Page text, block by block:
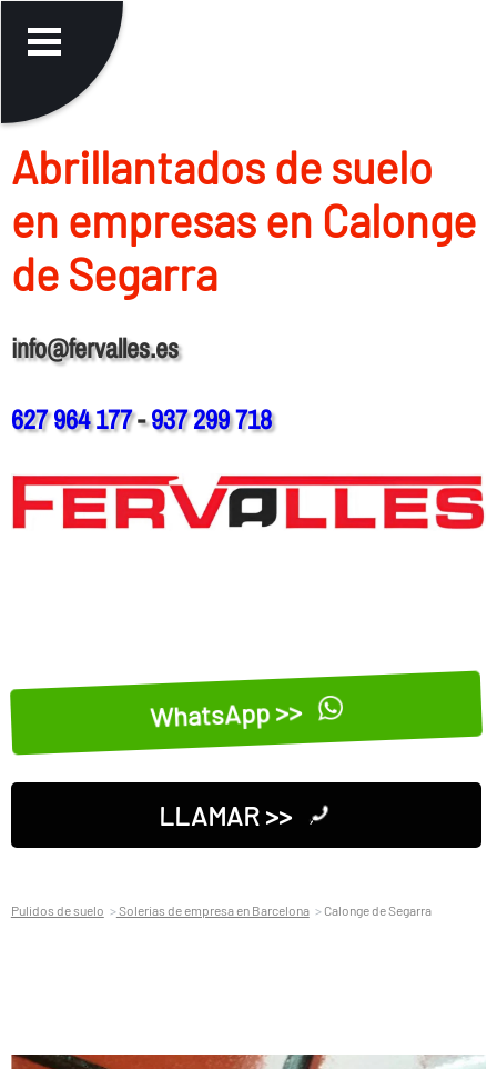
Abrillantados de suelo
en empresas en Calonge
de Segarra
info@fervalles.es
627 964 177-937 299 718
WhatsApp >>
LLAMAR >>
Pulidos de suelo Solerias de empresa en Barcelona Calonge de Segarra